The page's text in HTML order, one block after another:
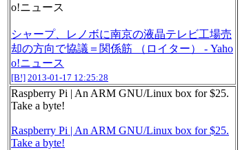
o!ニュース
シャープ、レノボに南京の液晶テレビ工場売
却の方向で協議＝関係筋 （ロイター） - Yaho
o!ニュース
[B!] 2013-01-17 12:25:28
Raspberry Pi | An ARM GNU/Linux box for $25.
Take a byte!
Raspberry Pi | An ARM GNU/Linux box for $25.
Take a byte!